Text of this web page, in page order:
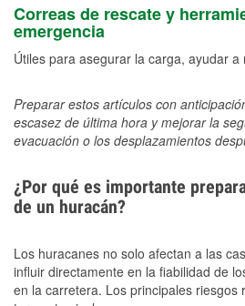
Correas de rescate y
emergencia
Útiles para asegurar la carga, ayudar
Preparar estos artículos con
escasez de última hora y mejorar la
evacuación o los desplazamientos
¿Por qué es importante
de un huracán?
Los huracanes no solo afectan a las
influir directamente en la fiabilidad de
en la carretera. Los principales riesgos